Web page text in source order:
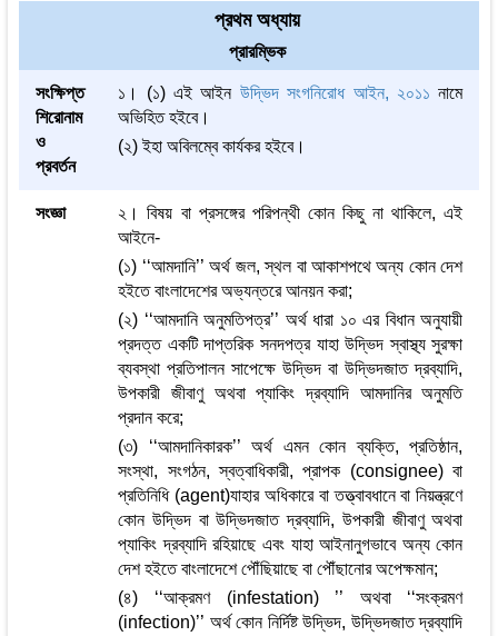
প্রথম অধ্যায়
প্রারম্ভিক
সংক্ষিপ্ত
শিরোনাম
ও
প্রবর্তন
১। (১) এই আইন উদ্ভিদ সংগনিরোধ আইন, ২০১১ নামে
অভিহিত হইবে।
(২) ইহা অবিলম্বে কার্যকর হইবে।
সংজ্ঞা
২। বিষয় বা প্রসঙ্গের পরিপন্থী কোন কিছু না থাকিলে, এই
আইনে-
(১) ‘‘আমদানি’’ অর্থ জল, স্থল বা আকাশপথে অন্য কোন দেশ
হইতে বাংলাদেশের অভ্যন্তরে আনয়ন করা;
(২) ‘‘আমদানি অনুমতিপত্র’’ অর্থ ধারা ১০ এর বিধান অনুযায়ী
প্রদত্ত একটি দাপ্তরিক সনদপত্র যাহা উদ্ভিদ স্বাস্থ্য সুরক্ষা
ব্যবস্থা প্রতিপালন সাপেক্ষে উদ্ভিদ বা উদ্ভিদজাত দ্রব্যাদি,
উপকারী জীবাণু অথবা প্যাকিং দ্রব্যাদি আমদানির অনুমতি
প্রদান করে;
(৩) ‘‘আমদানিকারক’’ অর্থ এমন কোন ব্যক্তি, প্রতিষ্ঠান,
সংস্থা, সংগঠন, স্বত্বাধিকারী, প্রাপক (consignee) বা
প্রতিনিধি (agent)যাহার অধিকারে বা তত্ত্বাবধানে বা নিয়ন্ত্রণে
কোন উদ্ভিদ বা উদ্ভিদজাত দ্রব্যাদি, উপকারী জীবাণু অথবা
প্যাকিং দ্রব্যাদি রহিয়াছে এবং যাহা আইনানুগভাবে অন্য কোন
দেশ হইতে বাংলাদেশে পৌঁছিয়াছে বা পৌঁছানোর অপেক্ষমান;
(৪) ‘‘আক্রমণ (infestation) ’’ অথবা ‘‘সংক্রমণ
(infection)’’ অর্থ কোন নির্দিষ্ট উদ্ভিদ, উদ্ভিদজাত দ্রব্যাদি